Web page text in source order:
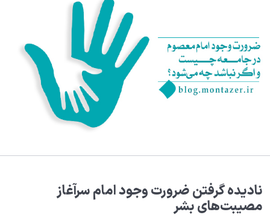
کودک عزیز روان 0/6
انسان و میل بی‌نهایت 0/12
انسان چه چیزی نیست؟
هدف خلقت و جایگاه انسان 0/7
نقش الگو در حیات انسان
نادیده گرفتن ضرورت وجود امام سرآغاز
مصیبت‌های بشر